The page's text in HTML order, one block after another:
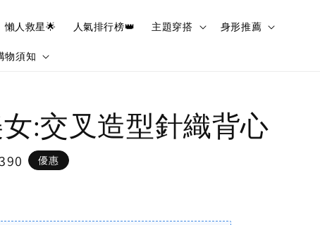
懶人救星🌟 人氣排行榜👑 主題穿搭 身形推薦
物須知
:交叉造型針織背心
優惠